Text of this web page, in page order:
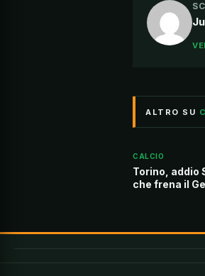
ALTRO SU
CALCIO
Torino, addio
che frena il